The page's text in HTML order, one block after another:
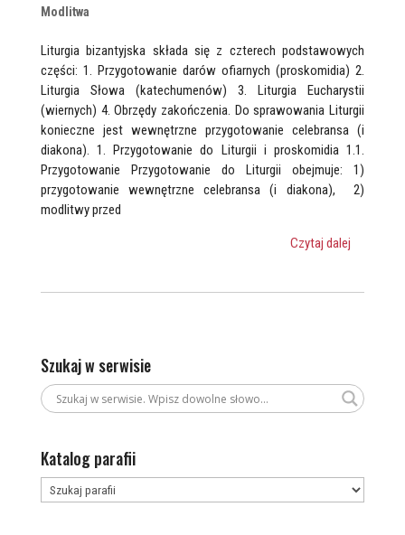
Modlitwa
Liturgia bizantyjska składa się z czterech podstawowych
części: 1. Przygotowanie darów ofiarnych (proskomidia) 2.
Liturgia Słowa (katechumenów) 3. Liturgia Eucharystii
(wiernych) 4. Obrzędy zakończenia. Do sprawowania Liturgii
konieczne jest wewnętrzne przygotowanie celebransa (i
diakona). 1. Przygotowanie do Liturgii i proskomidia 1.1.
Przygotowanie Przygotowanie do Liturgii obejmuje: 1)
przygotowanie wewnętrzne celebransa (i diakona), 2)
modlitwy przed
Czytaj dalej
Szukaj w serwisie
Katalog parafii